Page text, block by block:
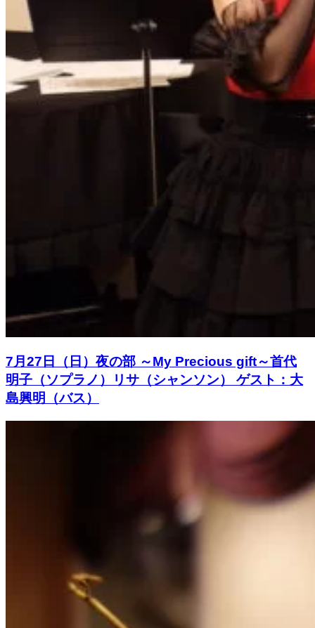
7月27日（日）夜の部 ～My Precious gift～首代
明子（ソプラノ）リサ（シャンソン） ゲスト：大
島興明（バス）